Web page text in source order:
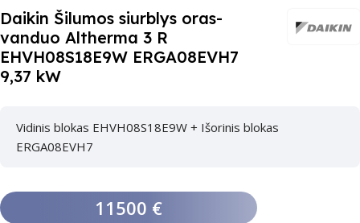
Daikin Šilumos siurblys oras-
vanduo Altherma 3 R
EHVH08S18E9W ERGA08EVH7
9,37 kW
Vidinis blokas EHVH08S18E9W + Išorinis blokas
ERGA08EVH7
11500 €